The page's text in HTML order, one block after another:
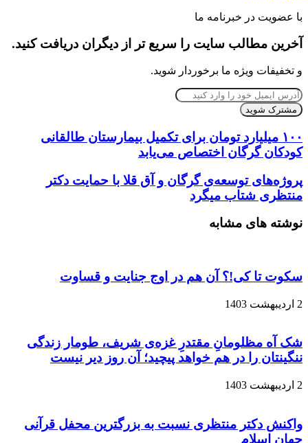
با عضویت در خبرنامه ما
آخرین مطالب سایت را سریع تر از دیگران دریافت کنید.
و تخفیفات ویژه ما برخوردار شوید.
آدرس
ایمیل
خود
وارد
کنید
۱۰۰ میلیارد تومان برای تکمیل بیمارستان طالقانی
کودکان گرگان اختصاص می‌یابد
پروژه‌های توسعه‌ی گرگان و آق قلا با حمایت دکتر
منتظری شتاب میگرد
نوشته های مشابه
سکوت تا کی!؟ آن هم در اوج جنایت و قساوت
2 اردیبهشت 1403
شک آه مظلومانِ مقتدرِ غزه‌ی شریف، طومار زندگی
ننگینتان را در هم خواهد پیچید؛ آن روز دیر نیست
2 اردیبهشت 1403
واکنش دکتر منتظری نسبت به بزرگترین محفل قرآنی
جهان اسلام